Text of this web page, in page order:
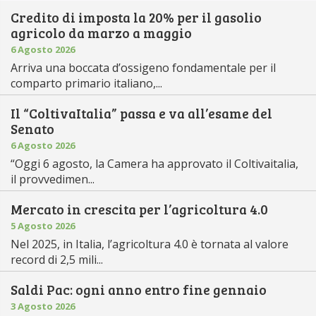
Credito di imposta la 20% per il gasolio
agricolo da marzo a maggio
6 Agosto 2026
Arriva una boccata d’ossigeno fondamentale per il
comparto primario italiano,...
Il “ColtivaItalia” passa e va all’esame del
Senato
6 Agosto 2026
“Oggi 6 agosto, la Camera ha approvato il Coltivaitalia,
il provvedimen...
Mercato in crescita per l’agricoltura 4.0
5 Agosto 2026
Nel 2025, in Italia, l’agricoltura 4.0 è tornata al valore
record di 2,5 mili...
Saldi Pac: ogni anno entro fine gennaio
3 Agosto 2026